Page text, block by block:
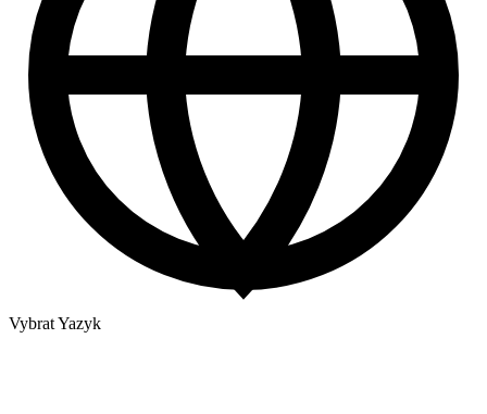
Vybrat Yazyk